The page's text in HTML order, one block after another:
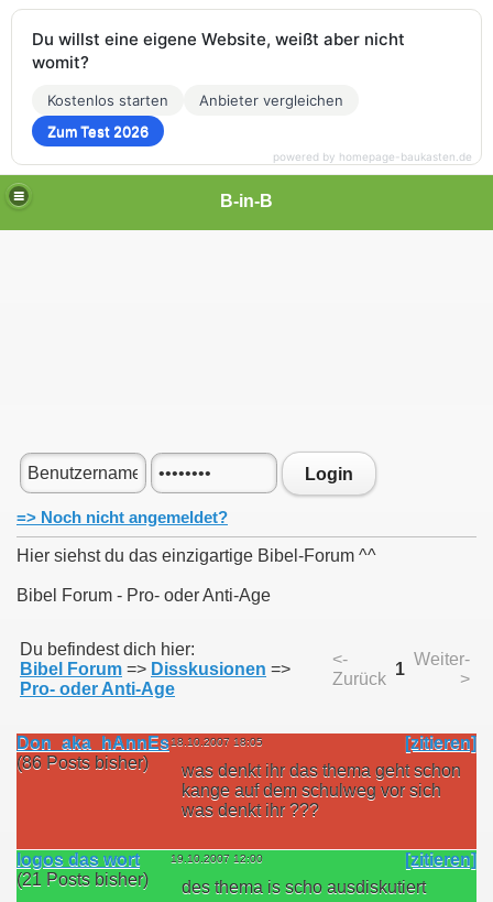
B-in-B
Login
=> Noch nicht angemeldet?
Hier siehst du das einzigartige Bibel-Forum ^^
Bibel Forum - Pro- oder Anti-Age
Du befindest dich hier:
Bibel Forum => Disskusionen =>
Pro- oder Anti-Age
<-
Zurück
1
Weiter-
>
Don_aka_hAnnEs
(86 Posts bisher)
18.10.2007 18:05
[zitieren]
was denkt ihr das thema geht schon
kange auf dem schulweg vor sich
was denkt ihr ???
logos das wort
(21 Posts bisher)
19.10.2007 12:00
[zitieren]
des thema is scho ausdiskutiert
Du willst eine eigene Website, weißt aber nicht
womit?
Kostenlos starten
Anbieter vergleichen
Zum Test 2026
powered by homepage-baukasten.de